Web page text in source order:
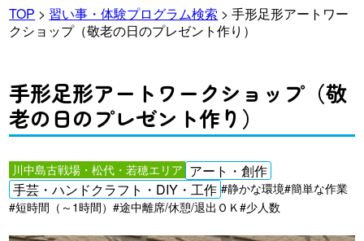
TOP > 習い事・体験プログラム検索 > 手形足形アートワー
クショップ（敬老の日のプレゼント作り）
手形足形アートワークショップ（敬
老の日のプレゼント作り）
川中島古戦場・松代・若穂エリア アート・創作
手芸・ハンドクラフト・DIY・工作 #静かな環境#簡単な作業
#短時間（～1時間）#途中離席/休憩/退出ＯＫ#少人数